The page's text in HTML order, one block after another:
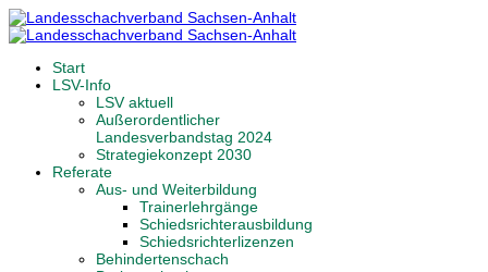
Start
LSV-Info
LSV aktuell
Außerordentlicher
Landesverbandstag 2024
Strategiekonzept 2030
Referate
Aus- und Weiterbildung
Trainerlehrgänge
Schiedsrichterausbildung
Schiedsrichterlizenzen
Behindertenschach